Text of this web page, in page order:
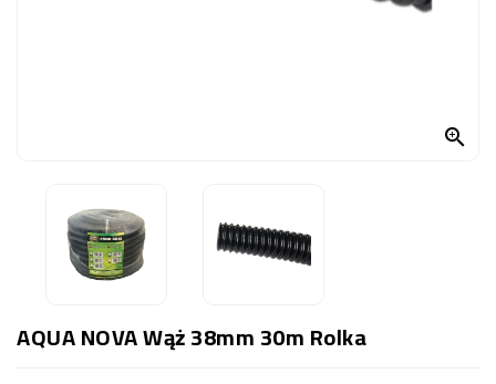

AQUA NOVA Wąż 38mm 30m Rolka